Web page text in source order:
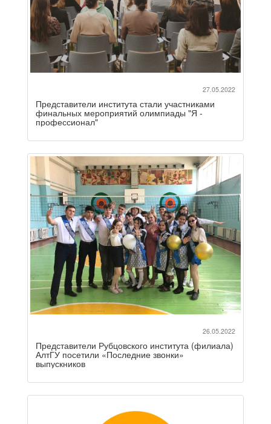
27.05.2022
Представители института стали участниками
финальных мероприятий олимпиады "Я -
профессионал"
26.05.2022
Представители Рубцовского института (филиала)
АлтГУ посетили «Последние звонки»
выпускников